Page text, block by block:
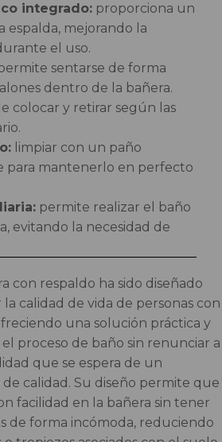
integrado: proporciona un
espalda, mejorando la
el uso.
sentarse de forma
dentro de la bañera.
colocar y retirar según las
limpiar con un paño
para mantenerlo en perfecto
permite realizar el baño
evitando la necesidad de
con respaldo ha sido diseñado
calidad de vida de personas con
una solución práctica y
proceso de baño sin renunciar a
que se espera de un
calidad. Su diseño permite que
facilidad en la bañera sin tener
de forma incómoda, reduciendo